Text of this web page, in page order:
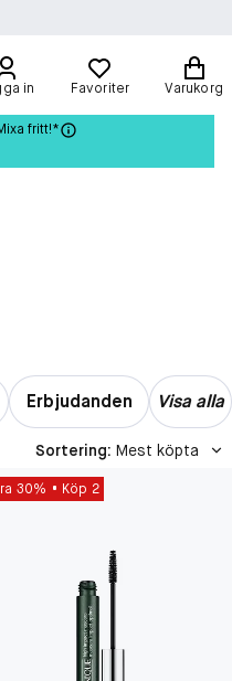
in Favoriter Varukorg
fritt!*
Erbjudanden Visa alla
Sortering: Mest köpta
30% Köp 2